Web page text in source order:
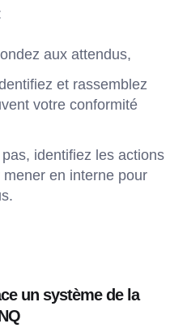
aux attendus,
et rassemblez
votre conformité
identifiez les actions
en interne pour
un système de la